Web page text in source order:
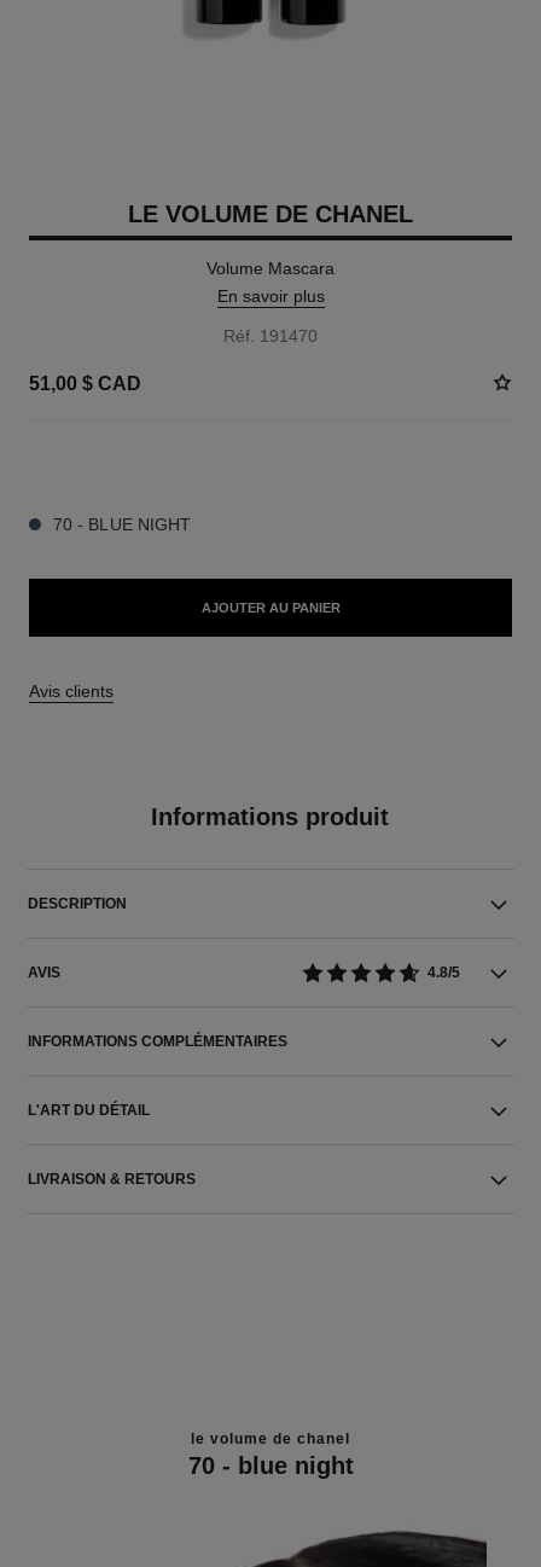
LE VOLUME DE CHANEL
Volume Mascara
En savoir plus
Réf. 191470
51,00 $ CAD
70 - BLUE NIGHT
AJOUTER AU PANIER
Avis clients
Informations produit
DESCRIPTION
AVIS 4.8/5
INFORMATIONS COMPLÉMENTAIRES
L'ART DU DÉTAIL
LIVRAISON & RETOURS
le volume de chanel
70 - blue night